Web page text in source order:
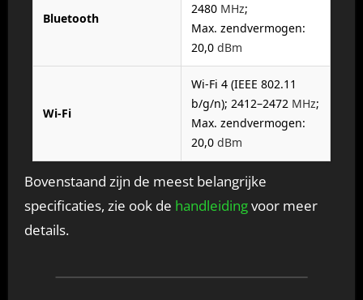
Bluetooth
2480 MHz;
Max. zendvermogen:
20,0 dBm
Wi-Fi
Wi-Fi 4 (IEEE 802.11
b/g/n); 2412–2472 MHz;
Max. zendvermogen:
20,0 dBm
Bovenstaand zijn de meest belangrijke
specificaties, zie ook de handleidingvoor meer
details.